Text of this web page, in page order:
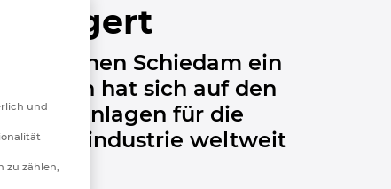
Schiedam ein
hat sich auf den
für die
Tiefbauindustrie weltweit
und
zu zählen,